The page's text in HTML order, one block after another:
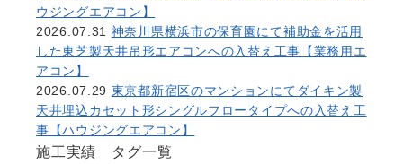
ウジングエアコン】
2026.07.31 神奈川県横浜市の保育園にて補助金を活用
した東芝製天井吊形エアコンへの入替え工事【業務用エ
アコン】
2026.07.29 東京都新宿区のマンションにてダイキン製
天井埋込カセット形シングルフロータイプへの入替え工
事【ハウジングエアコン】
施工実績 タグ一覧